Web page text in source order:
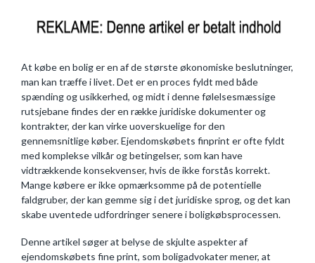
At købe en bolig er en af de største økonomiske beslutninger,
man kan træffe i livet. Det er en proces fyldt med både
spænding og usikkerhed, og midt i denne følelsesmæssige
rutsjebane findes der en række juridiske dokumenter og
kontrakter, der kan virke uoverskuelige for den
gennemsnitlige køber. Ejendomskøbets finprint er ofte fyldt
med komplekse vilkår og betingelser, som kan have
vidtrækkende konsekvenser, hvis de ikke forstås korrekt.
Mange købere er ikke opmærksomme på de potentielle
faldgruber, der kan gemme sig i det juridiske sprog, og det kan
skabe uventede udfordringer senere i boligkøbsprocessen.
Denne artikel søger at belyse de skjulte aspekter af
ejendomskøbets fine print, som boligadvokater mener, at